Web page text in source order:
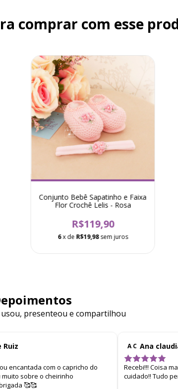
comprar com esse
Conjunto Bebê Sapatinho e Faixa
Flor Crochê Lelis - Rosa
R$119,90
6x de R$19,98 sem juros
presenteou e compartilhou
Ruiz
encantada com o capricho do
sobre o cheirinho
🥰🥰
A C Ana
Recebi!!! Coisa
cuidado!! Tudo